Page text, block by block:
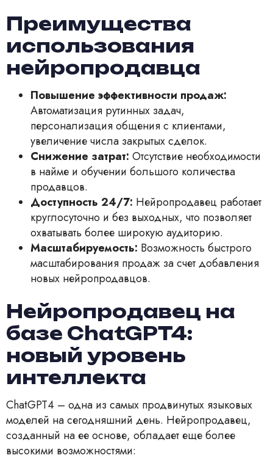
Преимущества
использования
нейропродавца
Повышение эффективности продаж:
Автоматизация рутинных задач,
персонализация общения с клиентами,
увеличение числа закрытых сделок.
Снижение затрат: Отсутствие необходимости
в найме и обучении большого количества
продавцов.
Доступность 24/7: Нейропродавец работает
круглосуточно и без выходных, что позволяет
охватывать более широкую аудиторию.
Масштабируемость: Возможность быстрого
масштабирования продаж за счет добавления
новых нейропродавцов.
Нейропродавец на
базе ChatGPT4:
новый уровень
интеллекта
ChatGPT4 – одна из самых продвинутых языковых
моделей на сегодняшний день. Нейропродавец,
созданный на ее основе, обладает еще более
высокими возможностями: